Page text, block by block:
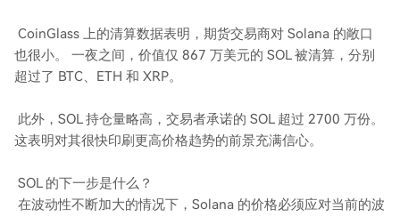
CoinGlass 上的清算数据表明，期货交易商对 Solana 的敞口
也很小。 一夜之间，价值仅 867 万美元的 SOL 被清算，分别
超过了 BTC、ETH 和 XRP。
此外，SOL 持仓量略高，交易者承诺的 SOL 超过 2700 万份。
这表明对其很快印刷更高价格趋势的前景充满信心。
SOL 的下一步是什么？
在波动性不断加大的情况下，Solana 的价格必须应对当前的波